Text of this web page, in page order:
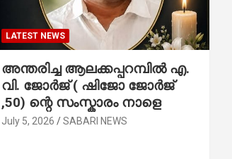
LATEST NEWS
അന്തരിച്ച ആ​ല​ക്ക​പ്പ​റമ്പിൽ​ എ.​
വി. ജോ​ർ​ജ് ( ഷിജോ ജോർജ്
,50) ന്റെ സംസ്കാരം നാളെ
July 5, 2026 SABARI NEWS